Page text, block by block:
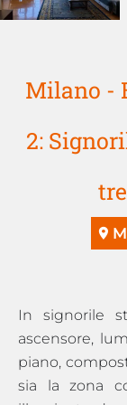
Milano -
2:
In signorile
ascensore,
piano,
sia la zona